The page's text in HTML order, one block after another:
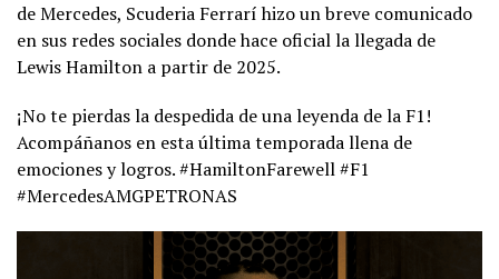
de Mercedes, Scuderia Ferrarí hizo un breve comunicado
en sus redes sociales donde hace oficial la llegada de
Lewis Hamilton a partir de 2025.
¡No te pierdas la despedida de una leyenda de la F1!
Acompáñanos en esta última temporada llena de
emociones y logros. #HamiltonFarewell #F1
#MercedesAMGPETRONAS